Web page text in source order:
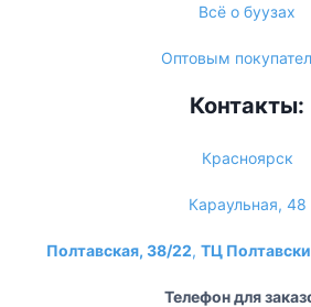
Всё о буузах
Оптовым
Контакты:
Красноярск
Караульная, 48
Полтавская, 38/22, ТЦ
Телефон для